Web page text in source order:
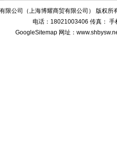
限公司（上海博耀商贸有限公司） 版权所
电话：18021003406 传真： 手
GoogleSitemap 网址：